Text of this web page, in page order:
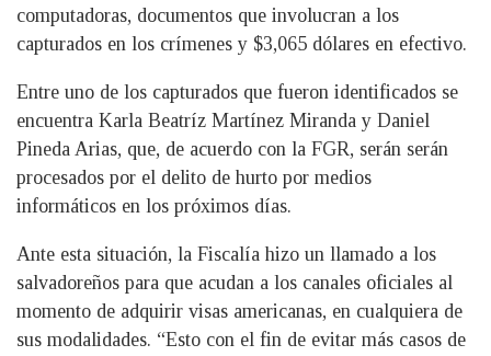
computadoras, documentos que involucran a los
capturados en los crímenes y $3,065 dólares en efectivo.
Entre uno de los capturados que fueron identificados se
encuentra Karla Beatríz Martínez Miranda y Daniel
Pineda Arias, que, de acuerdo con la FGR, serán serán
procesados por el delito de hurto por medios
informáticos en los próximos días.
Ante esta situación, la Fiscalía hizo un llamado a los
salvadoreños para que acudan a los canales oficiales al
momento de adquirir visas americanas, en cualquiera de
sus modalidades. “Esto con el fin de evitar más casos de